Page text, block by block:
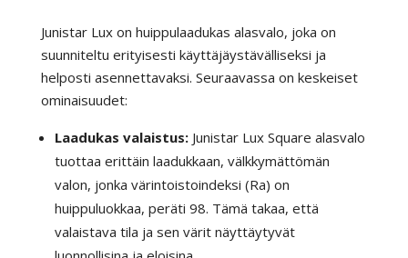
Junistar Lux on huippulaadukas alasvalo, joka on
suunniteltu erityisesti käyttäjäystävälliseksi ja
helposti asennettavaksi. Seuraavassa on keskeiset
ominaisuudet:
Laadukas valaistus:Junistar Lux Square alasvalo
tuottaa erittäin laadukkaan, välkkymättömän
valon, jonka värintoistoindeksi (Ra) on
huippuluokkaa, peräti 98. Tämä takaa, että
valaistava tila ja sen värit näyttäytyvät